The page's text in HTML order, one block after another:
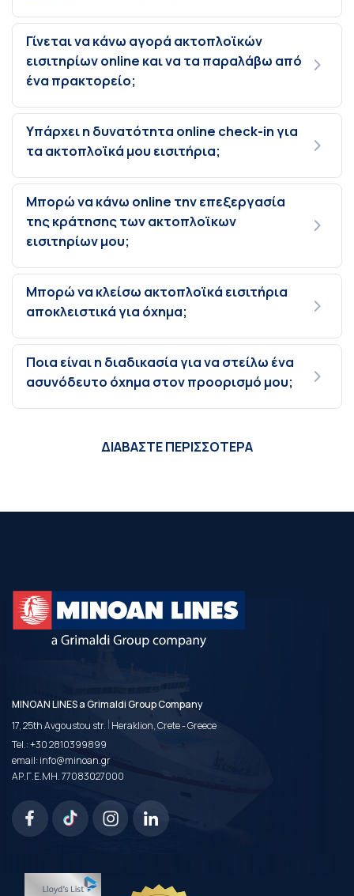
Γίνεται να κάνω αγορά ακτοπλοϊκών
εισιτηρίων online και να τα παραλάβω από
ένα πρακτορείο;
Υπάρχει η δυνατότητα online check-in για
τα ακτοπλοϊκά μου εισιτήρια;
Μπορώ να κάνω online την επεξεργασία
της κράτησης των ακτοπλοϊκων
εισιτηρίων μου;
Μπορώ να κλείσω ακτοπλοϊκά εισιτήρια
αποκλειστικά για όχημα;
Ποια είναι η διαδικασία για να στείλω ένα
ασυνόδευτο όχημα στον προορισμό μου;
ΔΙΑΒΑΣΤΕ ΠΕΡΙΣΣΟΤΕΡΑ
MINOAN LINES a Grimaldi Group Company
17, 25th Avgoustou str. | Heraklion, Crete - Greece
Tel.:+30 2810399899
email:info@minoan.gr
ΑΡ.Γ.Ε.ΜΗ. 77083027000